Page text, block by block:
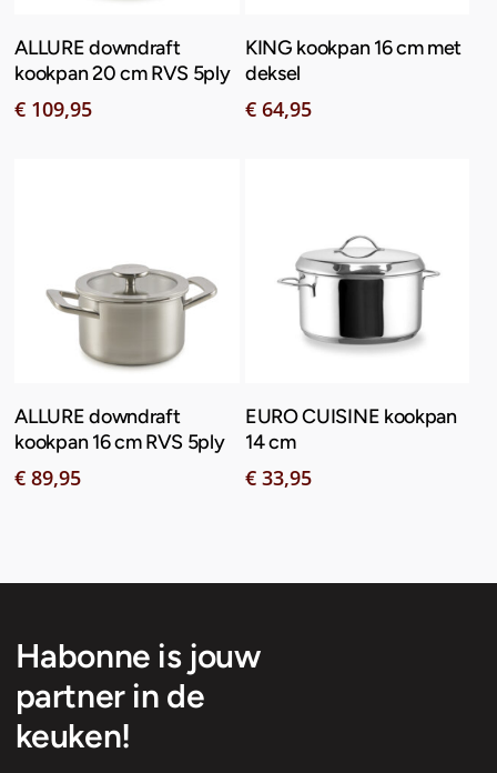
Toevoegen Aan
Winkelwagen
ALLURE downdraft
kookpan 20 cm RVS 5ply
€ 109,95
Toevoegen Aan
Winkelwagen
KING kookpan 16 cm met
deksel
€ 64,95
Toevoegen Aan
Winkelwagen
ALLURE downdraft
kookpan 16 cm RVS 5ply
€ 89,95
Toevoegen Aan
EURO CUISINE kookpan
14 cm
€ 33,95
Habonne is jouw
partner in de
keuken!